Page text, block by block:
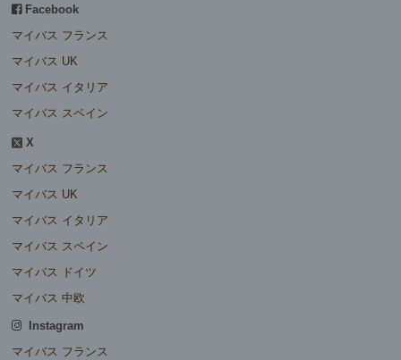
Facebook
マイバス フランス
マイバス UK
マイバス イタリア
マイバス スペイン
X
マイバス フランス
マイバス UK
マイバス イタリア
マイバス スペイン
マイバス ドイツ
マイバス 中欧
Instagram
マイバス フランス